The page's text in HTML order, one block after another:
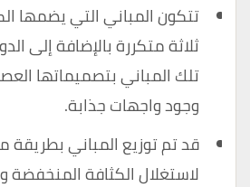
تتكون المباني التي يضمها
ثلاثة متكررة بالإضافة إلى
تلك المباني بتصميماتها
وجود واجهات جذابة.
قد تم توزيع المباني
لاستغلال الكثافة